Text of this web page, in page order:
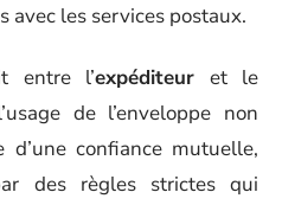
avec les services postaux.
entre l’expéditeur et le
de l’enveloppe non
confiance mutuelle,
des règles strictes qui